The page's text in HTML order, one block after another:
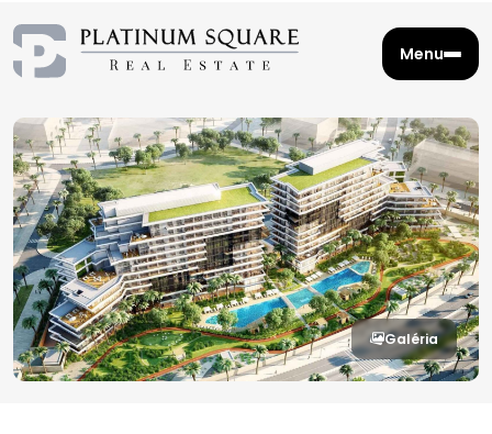
Menu
Galéria